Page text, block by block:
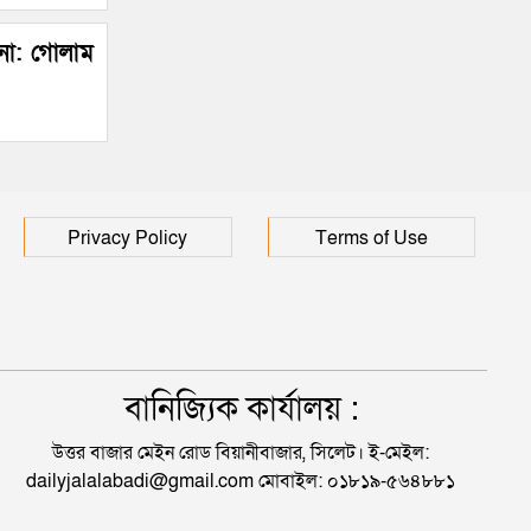
গোলাম
Privacy Policy Terms of Use
বানিজ্যিক কার্যালয় :
উত্তর বাজার মেইন রোড বিয়ানীবাজার, সিলেট। ই-মেইল:
dailyjalalabadi@gmail.com মোবাইল: ০১৮১৯-৫৬৪৮৮১